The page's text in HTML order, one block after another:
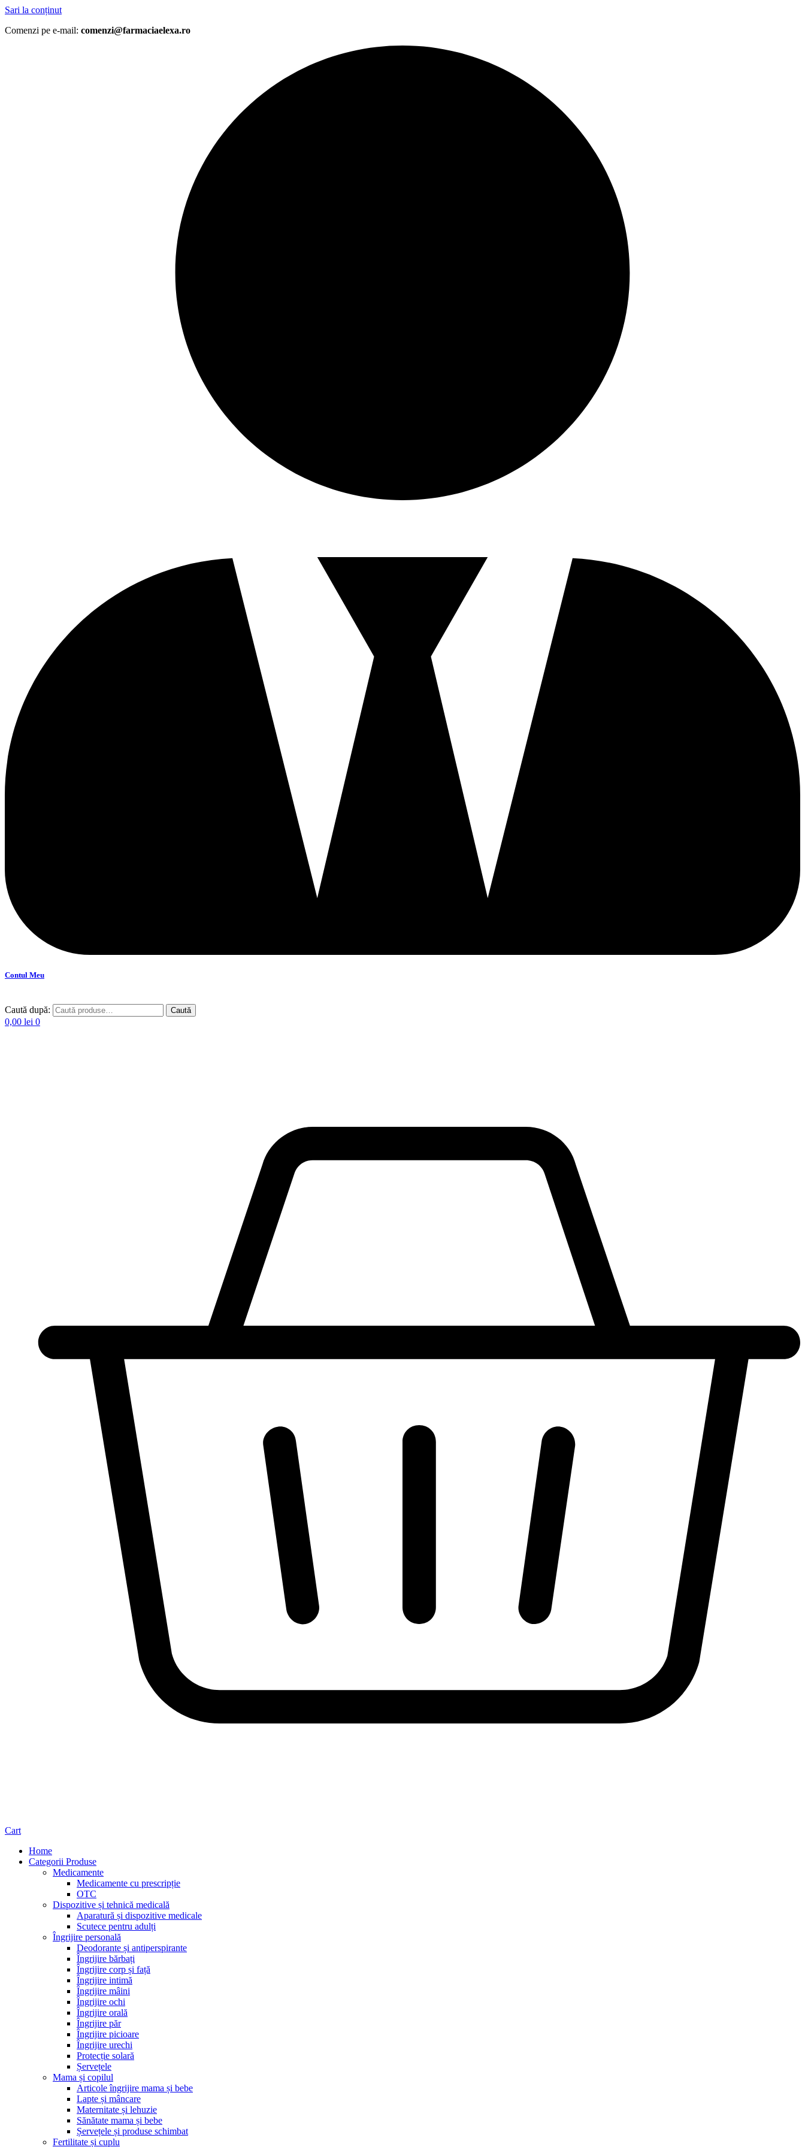
Sari la conținut
Comenzi pe e-mail: comenzi@farmaciaelexa.ro
Contul Meu
Caută după: Caută
0,00 lei 0
Cart
Home
Categorii Produse
Medicamente
Medicamente cu prescripție
OTC
Dispozitive și tehnică medicală
Aparatură și dispozitive medicale
Scutece pentru adulți
Îngrijire personală
Deodorante și antiperspirante
Îngrijire bărbați
Îngrijire corp și față
Îngrijire intimă
Îngrijire mâini
Îngrijire ochi
Îngrijire orală
Îngrijire păr
Îngrijire picioare
Îngrijire urechi
Protecție solară
Șervețele
Mama și copilul
Articole îngrijire mama și bebe
Lapte și mâncare
Maternitate și lehuzie
Sănătate mama și bebe
Șervețele și produse schimbat
Fertilitate și cuplu